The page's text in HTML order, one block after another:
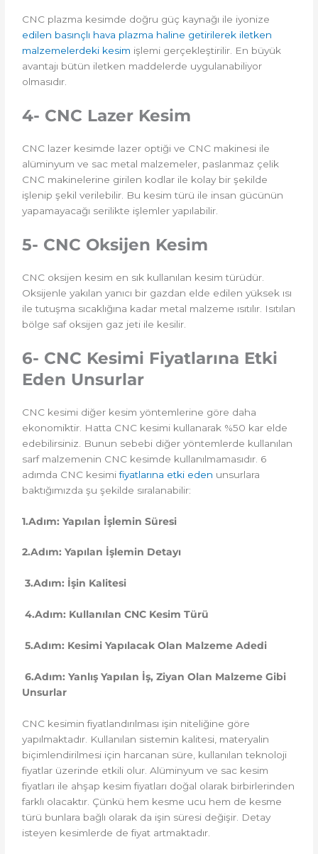
CNC plazma kesimde doğru güç kaynağı ile iyonize
edilen basınçlı hava plazma haline getirilerek iletken
malzemelerdeki kesim işlemi gerçekleştirilir. En büyük
avantajı bütün iletken maddelerde uygulanabiliyor
olmasıdır.
4- CNC Lazer Kesim
CNC lazer kesimde lazer optiği ve CNC makinesi ile
alüminyum ve sac metal malzemeler, paslanmaz çelik
CNC makinelerine girilen kodlar ile kolay bir şekilde
işlenip şekil verilebilir. Bu kesim türü ile insan gücünün
yapamayacağı serilikte işlemler yapılabilir.
5- CNC Oksijen Kesim
CNC oksijen kesim en sık kullanılan kesim türüdür.
Oksijenle yakılan yanıcı bir gazdan elde edilen yüksek ısı
ile tutuşma sıcaklığına kadar metal malzeme ısıtılır. Isıtılan
bölge saf oksijen gaz jeti ile kesilir.
6- CNC Kesimi Fiyatlarına Etki
Eden Unsurlar
CNC kesimi diğer kesim yöntemlerine göre daha
ekonomiktir. Hatta CNC kesimi kullanarak %50 kar elde
edebilirsiniz. Bunun sebebi diğer yöntemlerde kullanılan
sarf malzemenin CNC kesimde kullanılmamasıdır. 6
adımda CNC kesimifiyatlarına etki eden unsurlara
baktığımızda şu şekilde sıralanabilir:
1.Adım: Yapılan İşlemin Süresi
2.Adım: Yapılan İşlemin Detayı
3.Adım: İşin Kalitesi
4.Adım: Kullanılan CNC Kesim Türü
5.Adım: Kesimi Yapılacak Olan Malzeme Adedi
6.Adım: Yanlış Yapılan İş, Ziyan Olan Malzeme Gibi
Unsurlar
CNC kesimin fiyatlandırılması işin niteliğine göre
yapılmaktadır. Kullanılan sistemin kalitesi, materyalin
biçimlendirilmesi için harcanan süre, kullanılan teknoloji
fiyatlar üzerinde etkili olur. Alüminyum ve sac kesim
fiyatları ile ahşap kesim fiyatları doğal olarak birbirlerinden
farklı olacaktır. Çünkü hem kesme ucu hem de kesme
türü bunlara bağlı olarak da işin süresi değişir. Detay
isteyen kesimlerde de fiyat artmaktadır.